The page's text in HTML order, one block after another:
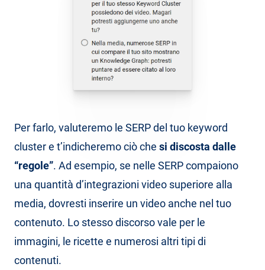
Per farlo, valuteremo le SERP del tuo keyword
cluster e t’indicheremo ciò che si discosta dalle
“regole”. Ad esempio, se nelle SERP compaiono
una quantità d’integrazioni video superiore alla
media, dovresti inserire un video anche nel tuo
contenuto. Lo stesso discorso vale per le
immagini, le ricette e numerosi altri tipi di
contenuti.